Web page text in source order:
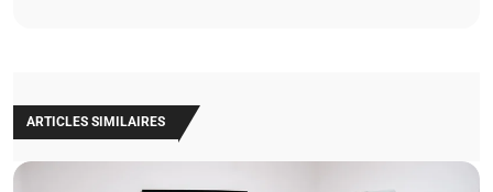
ARTICLES SIMILAIRES